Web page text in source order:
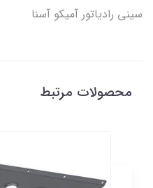
سینی رادیاتور آمیکو آسنا
محصولات مرتبط